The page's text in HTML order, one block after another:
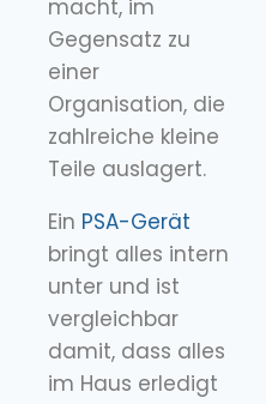
macht, im
Gegensatz zu
einer
Organisation, die
zahlreiche kleine
Teile auslagert.
Ein PSA-Gerät
bringt alles intern
unter und ist
vergleichbar
damit, dass alles
im Haus erledigt